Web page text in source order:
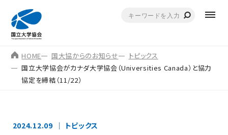
HOME 国大協からのお知らせ
トピックス
国立大学協会がカナダ大学協会（Universities Canada）と協力
協定を締結（11/22）
2024.12.09 トピックス